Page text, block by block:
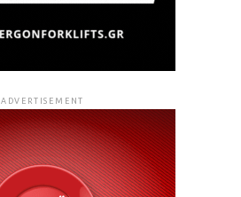
ADVERTISEMENT